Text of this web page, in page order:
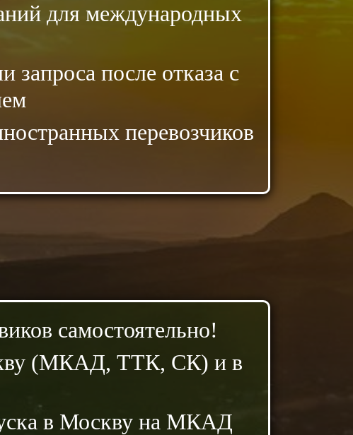
для международных
запроса после отказа с
перевозчиков
самостоятельно!
(МКАД, ТТК, СК) и в
в Москву на МКАД